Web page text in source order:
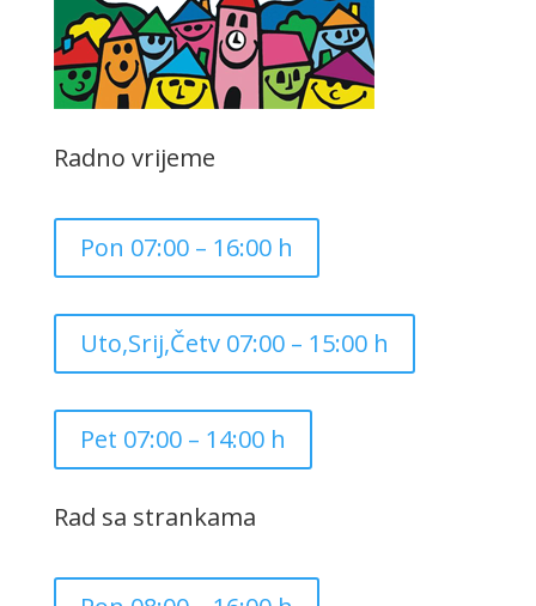
Radno vrijeme
Pon 07:00 – 16:00 h
Uto,Srij,Četv 07:00 – 15:00 h
Pet 07:00 – 14:00 h
Rad sa strankama